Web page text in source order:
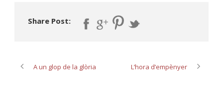
Share Post:
A un glop de la glòria L’hora d’empènyer